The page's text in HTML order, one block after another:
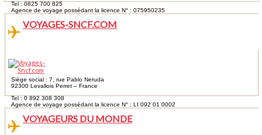
Tel : 0825 700 825
Agence de voyage possédant la licence N° : 075950235
VOYAGES-SNCF.COM
Siège social : 7, rue Pablo Neruda
92300 Levallois Perret – France
Tel : 0 892 308 308
Agence de voyage possédant la licence N° : LI 092 01 0002
VOYAGEURS DU MONDE